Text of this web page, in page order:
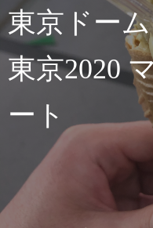
東京ドー
東京2020
ート